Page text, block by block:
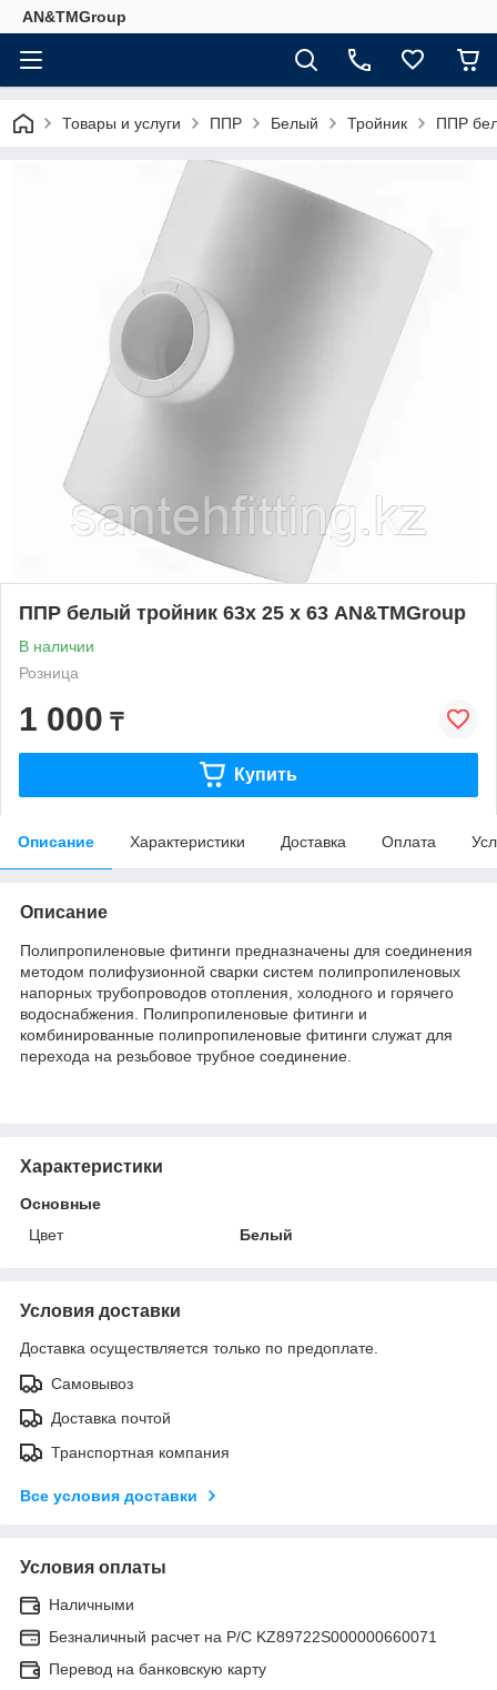
AN&TMGroup
Товары и услуги ППР Белый Тройник ППР
ППР белый тройник 63х 25 х 63 AN&TMGroup
В наличии
Розница
1 000 ₸
Купить
Описание Характеристики Доставка Оплата
Описание
Полипропиленовые фитинги предназначены для соединения
методом полифузионной сварки систем полипропиленовых
напорных трубопроводов отопления, холодного и горячего
водоснабжения. Полипропиленовые фитинги и
комбинированные полипропиленовые фитинги служат для
перехода на резьбовое трубное соединение.
Характеристики
Основные
Цвет
Белый
Условия доставки
Доставка осуществляется только по предоплате.
Самовывоз
Доставка почтой
Транспортная компания
Все условия доставки
Условия оплаты
Наличными
Безналичный расчет на Р/С KZ89722S000000660071
Перевод на банковскую карту